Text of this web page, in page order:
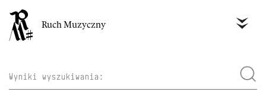
Ruch Muzyczny